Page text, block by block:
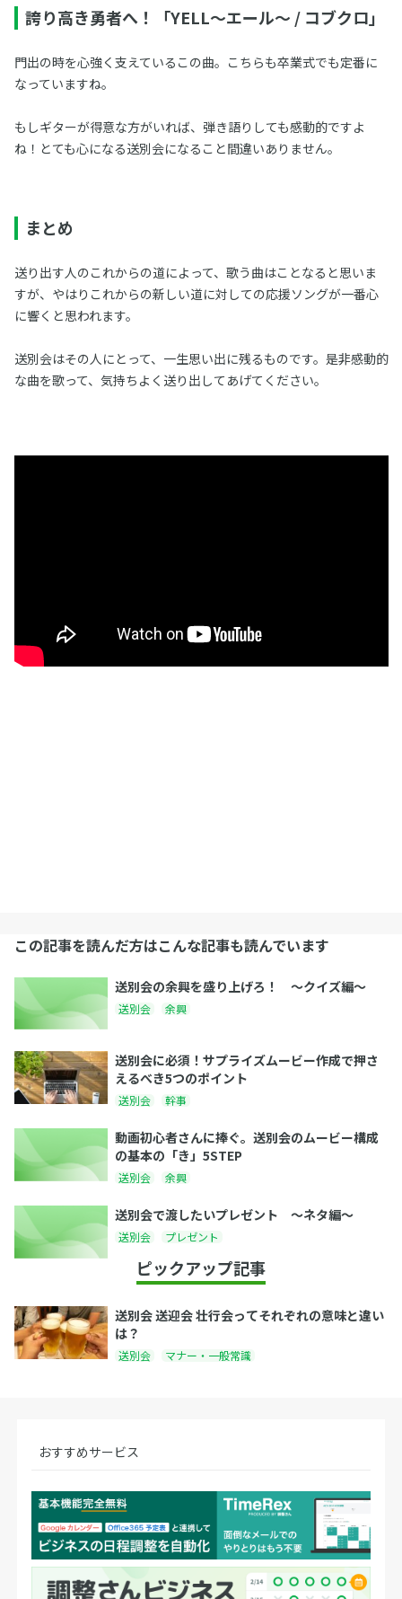
誇り高き勇者へ！「YELL～エール～ / コブクロ」
門出の時を心強く支えているこの曲。こちらも卒業式でも定番に
なっていますね。
もしギターが得意な方がいれば、弾き語りしても感動的ですよ
ね！とても心になる送別会になること間違いありません。
まとめ
送り出す人のこれからの道によって、歌う曲はことなると思いま
すが、やはりこれからの新しい道に対しての応援ソングが一番心
に響くと思われます。
送別会はその人にとって、一生思い出に残るものです。是非感動的
な曲を歌って、気持ちよく送り出してあげてください。
この記事を読んだ方はこんな記事も読んでいます
送別会の余興を盛り上げろ！ 〜クイズ編〜
送別会 余興
送別会に必須！サプライズムービー作成で押さ
えるべき5つのポイント
送別会 幹事
動画初心者さんに捧ぐ。送別会のムービー構成
の基本の「き」5STEP
送別会 余興
送別会で渡したいプレゼント 〜ネタ編〜
送別会 プレゼント
ピックアップ記事
送別会 送迎会 壮行会ってそれぞれの意味と違い
は？
送別会 マナー・一般常識
おすすめサービス